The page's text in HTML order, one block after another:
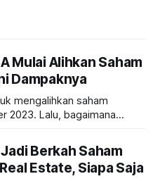
Mulai Alihkan Saham
Dampaknya
mengalihkan saham
2023. Lalu, bagaimana
Berkah Saham
Estate, Siapa Saja